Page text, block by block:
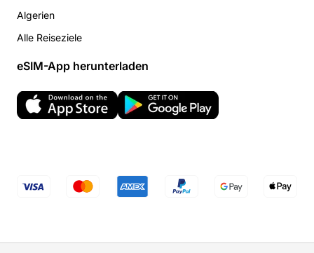
Algerien
Alle Reiseziele
eSIM-App herunterladen